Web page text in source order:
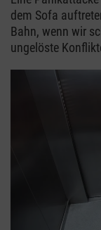
dem Sofa
Bahn, wenn wir
ungelöste